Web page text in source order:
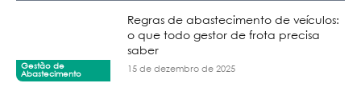
Gestão de
Abastecimento
Regras de abastecimento de veículos:
o que todo gestor de frota precisa
saber
15 de dezembro de 2025